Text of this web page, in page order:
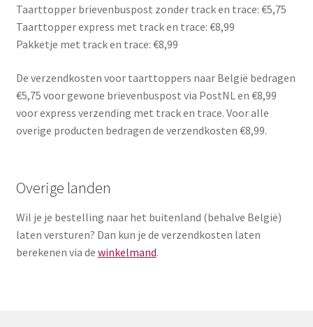
Contact
Zoeken
Taarttopper brievenbuspost zonder track en trace: €5,75
Taarttopper express met track en trace: €8,99
Pakketje met track en trace: €8,99
De verzendkosten voor taarttoppers naar België bedragen
€5,75 voor gewone brievenbuspost via PostNL en €8,99
voor express verzending met track en trace. Voor alle
overige producten bedragen de verzendkosten €8,99.
Overige landen
Wil je je bestelling naar het buitenland (behalve België)
laten versturen? Dan kun je de verzendkosten laten
berekenen via de winkelmand.